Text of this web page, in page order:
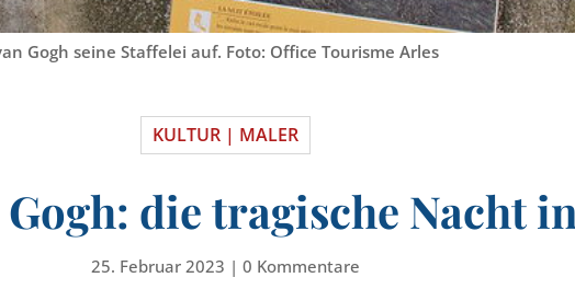
Gogh seine Staffelei auf. Foto: Office Tourisme Arles
KULTUR | MALER
die tragische Nacht
25. Februar 2023 | 0 Kommentare